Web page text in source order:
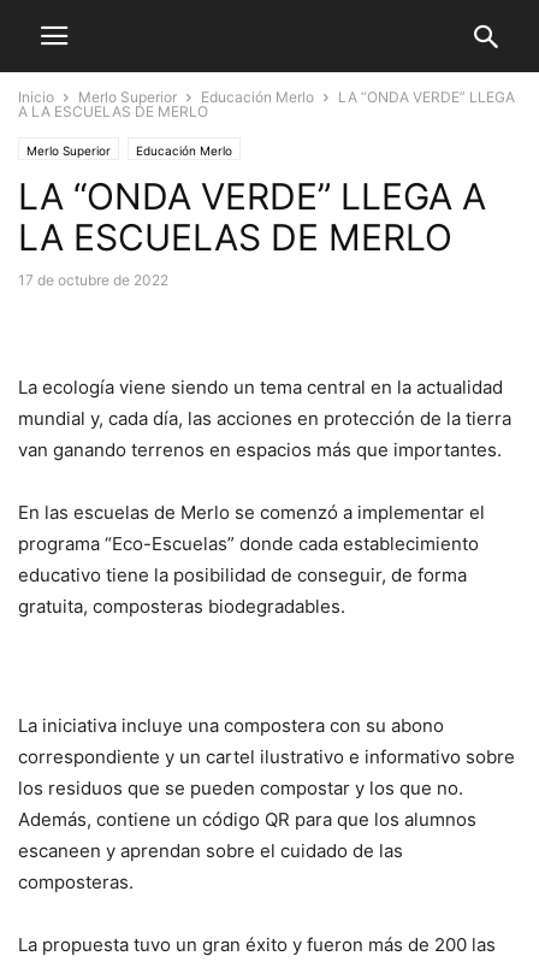
Inicio Merlo Superior Educación Merlo
LA “ONDA VERDE” LLEGA
A LA ESCUELAS DE MERLO
Merlo Superior Educación Merlo
LA “ONDA VERDE” LLEGA A
LA ESCUELAS DE MERLO
17 de octubre de 2022
La ecología viene siendo un tema central en la actualidad
mundial y, cada día, las acciones en protección de la tierra
van ganando terrenos en espacios más que importantes.
En las escuelas de Merlo se comenzó a implementar el
programa “Eco-Escuelas” donde cada establecimiento
educativo tiene la posibilidad de conseguir, de forma
gratuita, composteras biodegradables.
La iniciativa incluye una compostera con su abono
correspondiente y un cartel ilustrativo e informativo sobre
los residuos que se pueden compostar y los que no.
Además, contiene un código QR para que los alumnos
escaneen y aprendan sobre el cuidado de las
composteras.
La propuesta tuvo un gran éxito y fueron más de 200 las